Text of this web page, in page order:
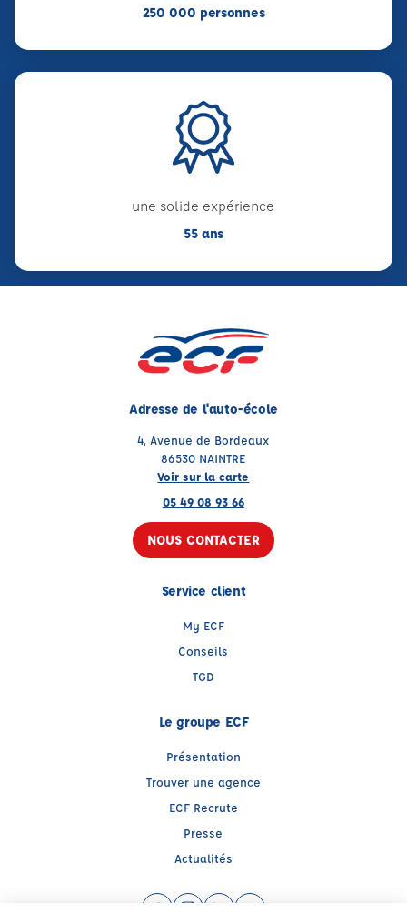
250 000 personnes
une solide expérience
55 ans
Adresse de l'auto-école
4, Avenue de Bordeaux
86530 NAINTRE
Voir sur la carte
05 49 08 93 66
NOUS CONTACTER
Service client
My ECF
Conseils
TGD
Le groupe ECF
Présentation
Trouver une agence
ECF Recrute
Presse
Actualités